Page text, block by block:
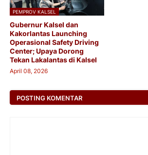
PEMPROV KALSEL
Gubernur Kalsel dan
Kakorlantas Launching
Operasional Safety Driving
Center; Upaya Dorong
Tekan Lakalantas di Kalsel
April 08, 2026
POSTING KOMENTAR